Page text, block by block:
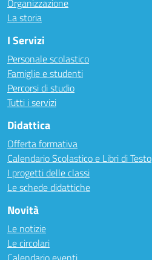
Organizzazione
La storia
I Servizi
Personale scolastico
Famiglie e studenti
Percorsi di studio
Tutti i servizi
Didattica
Offerta formativa
Calendario Scolastico e Libri di Testo
I progetti delle classi
Le schede didattiche
Novità
Le notizie
Le circolari